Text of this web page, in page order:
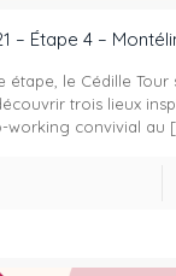
– Étape 4 –
le Cédille Tour
trois lieux
working convivial au